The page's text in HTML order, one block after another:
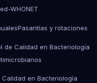
WHONET
Pasantías y rotaciones
de Calidad en Bacteriología
en Bacteriología